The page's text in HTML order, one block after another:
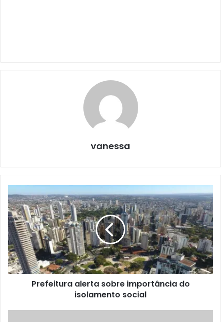
vanessa
Prefeitura alerta sobre importância do
isolamento social